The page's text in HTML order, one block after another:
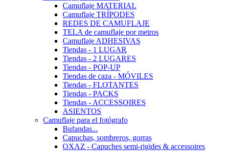
Camuflaje MATERIAL
Camuflaje TRÍPODES
REDES DE CAMUFLAJE
TELA de camuflaje por metros
Camuflaje ADHESIVAS
Tiendas - 1 LUGAR
Tiendas - 2 LUGARES
Tiendas - POP-UP
Tiendas de caza - MÓVILES
Tiendas - FLOTANTES
Tiendas - PACKS
Tiendas - ACCESSOIRES
ASIENTOS
Camuflaje para el fotógrafo
Bufandas...
Capuchas, sombreros, gorras
OXAZ - Capuches semi-rigides & accessoires